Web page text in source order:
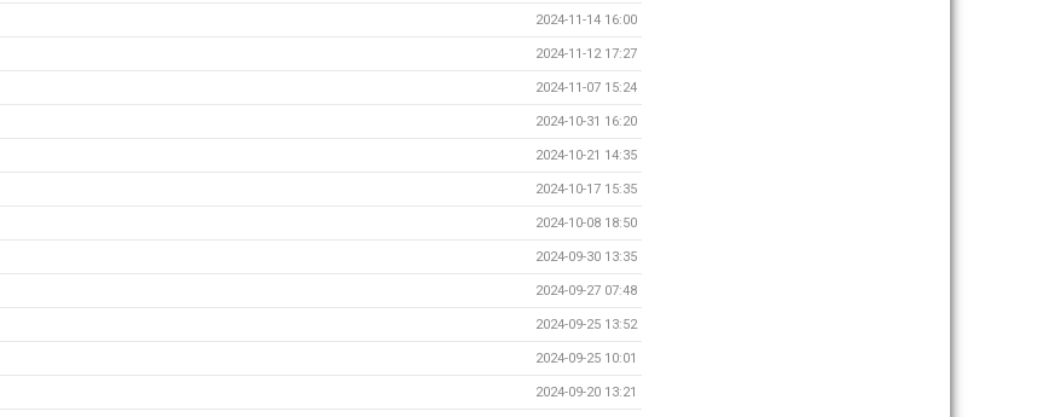
2024-11-14 16:00
2024-11-12 17:27
2024-11-07 15:24
2024-10-31 16:20
2024-10-21 14:35
2024-10-17 15:35
2024-10-08 18:50
2024-09-30 13:35
2024-09-27 07:48
2024-09-25 13:52
2024-09-25 10:01
2024-09-20 13:21